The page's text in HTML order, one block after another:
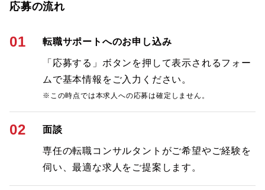
応募の流れ
01 転職サポートへのお申し込み
「応募する」ボタンを押して表示されるフォー
ムで基本情報をご入力ください。
※この時点では本求人への応募は確定しません。
02 面談
専任の転職コンサルタントがご希望やご経験を
伺い、最適な求人をご提案します。